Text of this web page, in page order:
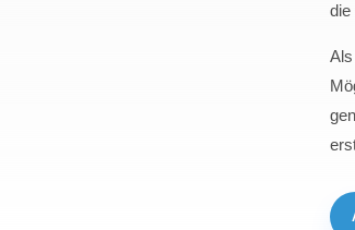
die